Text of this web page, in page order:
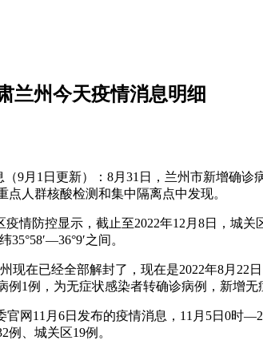
兰州今天疫情消息明细
（9月1日更新）：8月31日，兰州市新增确
人群核酸检测和集中隔离点中发现。
疫情防控显示，截止至2022年12月8日，城
之间。
现在已经全部解封了，现在是2022年8月
例1例，为无症状感染者转确诊病例，新增无
官网11月6日发布的疫情消息，11月5日0时
、城关区19例。